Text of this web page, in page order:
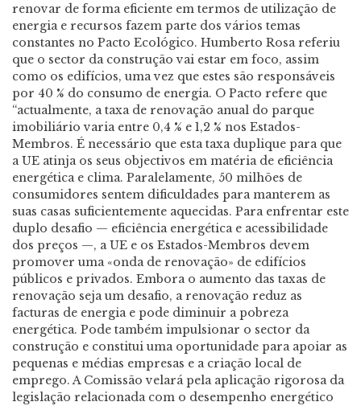
renovar de forma eficiente em termos de utilização de
energia e recursos fazem parte dos vários temas
constantes no Pacto Ecológico. Humberto Rosa referiu
que o sector da construção vai estar em foco, assim
como os edifícios, uma vez que estes são responsáveis
por 40 % do consumo de energia. O Pacto refere que
“actualmente, a taxa de renovação anual do parque
imobiliário varia entre 0,4 % e 1,2 % nos Estados-
Membros. É necessário que esta taxa duplique para que
a UE atinja os seus objectivos em matéria de eficiência
energética e clima. Paralelamente, 50 milhões de
consumidores sentem dificuldades para manterem as
suas casas suficientemente aquecidas. Para enfrentar este
duplo desafio — eficiência energética e acessibilidade
dos preços —, a UE e os Estados-Membros devem
promover uma «onda de renovação» de edifícios
públicos e privados. Embora o aumento das taxas de
renovação seja um desafio, a renovação reduz as
facturas de energia e pode diminuir a pobreza
energética. Pode também impulsionar o sector da
construção e constitui uma oportunidade para apoiar as
pequenas e médias empresas e a criação local de
emprego. A Comissão velará pela aplicação rigorosa da
legislação relacionada com o desempenho energético